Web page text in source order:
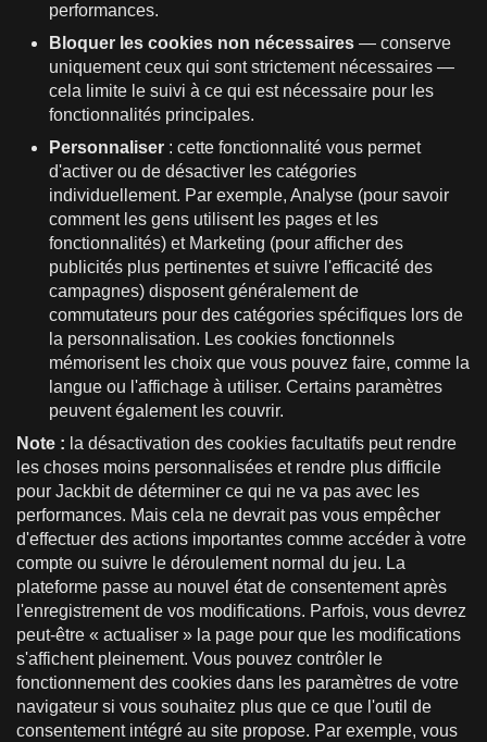
performances.
Bloquer les cookies non nécessaires — conserve
uniquement ceux qui sont strictement nécessaires —
cela limite le suivi à ce qui est nécessaire pour les
fonctionnalités principales.
Personnaliser : cette fonctionnalité vous permet
d'activer ou de désactiver les catégories
individuellement. Par exemple, Analyse (pour savoir
comment les gens utilisent les pages et les
fonctionnalités) et Marketing (pour afficher des
publicités plus pertinentes et suivre l'efficacité des
campagnes) disposent généralement de
commutateurs pour des catégories spécifiques lors de
la personnalisation. Les cookies fonctionnels
mémorisent les choix que vous pouvez faire, comme la
langue ou l'affichage à utiliser. Certains paramètres
peuvent également les couvrir.
Note : la désactivation des cookies facultatifs peut rendre
les choses moins personnalisées et rendre plus difficile
pour Jackbit de déterminer ce qui ne va pas avec les
performances. Mais cela ne devrait pas vous empêcher
d'effectuer des actions importantes comme accéder à votre
compte ou suivre le déroulement normal du jeu. La
plateforme passe au nouvel état de consentement après
l'enregistrement de vos modifications. Parfois, vous devrez
peut-être « actualiser » la page pour que les modifications
s'affichent pleinement. Vous pouvez contrôler le
fonctionnement des cookies dans les paramètres de votre
navigateur si vous souhaitez plus que ce que l'outil de
consentement intégré au site propose. Par exemple, vous